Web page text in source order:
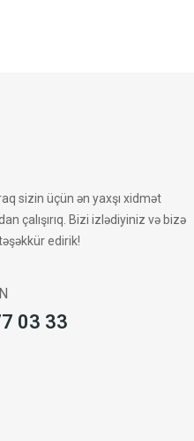
sizin üçün ən yaxşı xidmət
çalışırıq. Bizi izlədiyiniz və bizə
edirik!
03 33